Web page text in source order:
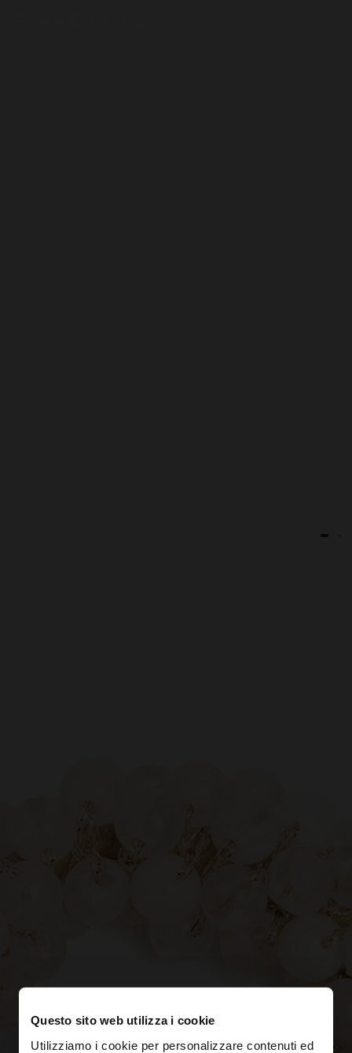
Questo sito web utilizza i cookie
Utilizziamo i cookie per personalizzare contenuti ed